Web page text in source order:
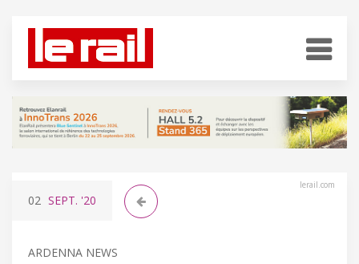
lerail.com
02 SEPT. '20
ARDENNA NEWS